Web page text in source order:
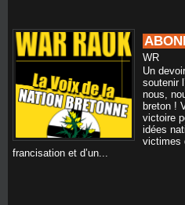
WR
Un
soutenir
nous,
breton !
victoire
idées
victimes
francisation et d’un...